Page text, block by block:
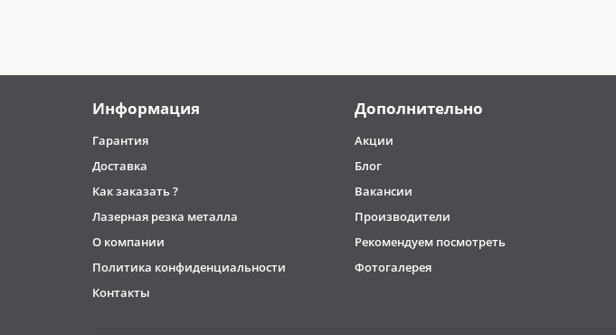
Информация
Гарантия
Доставка
Как заказать ?
Лазерная резка металла
О компании
Политика конфиденциальности
Контакты
Дополнительно
Акции
Блог
Вакансии
Производители
Рекомендуем посмотреть
Фотогалерея